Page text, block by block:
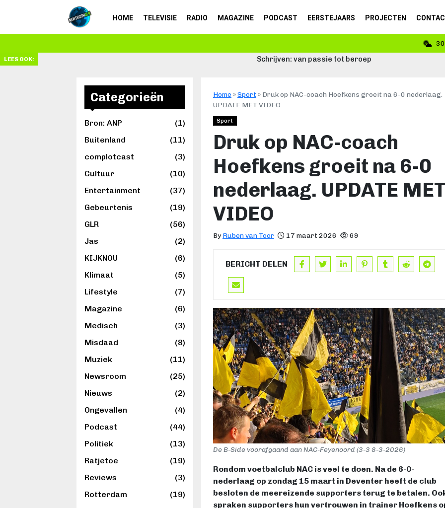
HOME TELEVISIE RADIO MAGAZINE PODCAST EERSTEJAARS PROJECTEN
LEES OOK:
Categorieën
Bron: ANP
(1)
Buitenland
(11)
complotcast
(3)
Cultuur
(10)
Entertainment
(37)
Gebeurtenis
(19)
GLR
(56)
Jas
(2)
KIJKNOU
(6)
Klimaat
(5)
Lifestyle
(7)
Magazine
(6)
Medisch
(3)
Misdaad
(8)
Muziek
(11)
Newsroom
(25)
Nieuws
(2)
Ongevallen
(4)
Podcast
(44)
Politiek
(13)
Ratjetoe
(19)
Reviews
(3)
Rotterdam
(19)
Home »Sport » Druk op NAC-coach Hoefkens groeit na 6-0 nederlaag.
UPDATE MET VIDEO
Sport
Druk op NAC-coach
Hoefkens groeit na 6-0
nederlaag. UPDATE MET
VIDEO
ByRuben van Toor 17 maart 2026 69
BERICHT DELEN
De B-Side voorafgaand aan NAC-Feyenoord (3-3 8-3-2026)
Rondom voetbalclub NAC is veel te doen. Na de 6-0-
nederlaag op zondag 15 maart in Deventer heeft de club
besloten de meereizende supporters terug te betalen.
spraken supporters hun vertrouwen in trainer Hoefkens